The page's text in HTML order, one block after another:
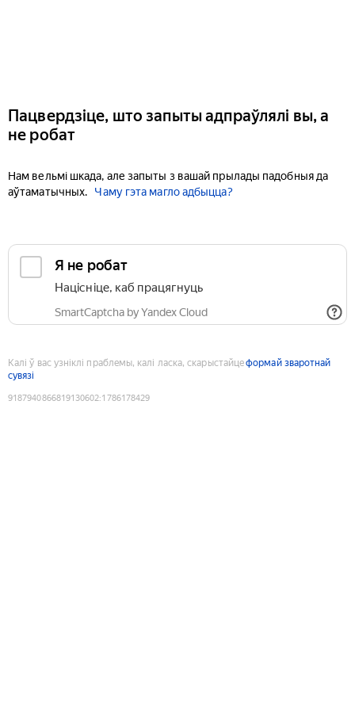
Пацвердзіце, што запыты адпраўлялі вы, а
не робат
Нам вельмі шкада, але запыты з вашай прылады падобныя да
аўтаматычных.
Чаму гэта магло адбыцца?
Я не робат
Націсніце, каб працягнуць
SmartCaptcha by Yandex Cloud
Калі ў вас узніклі праблемы, калі ласка, скарыстайцеформай зваротнай
сувязі
9187940866819130602:1786178429